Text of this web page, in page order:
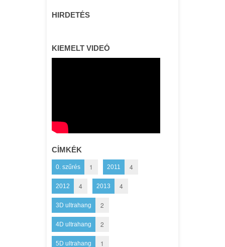
HIRDETÉS
KIEMELT VIDEÓ
CÍMKÉK
0. szűrés 1 2011 4
2012 4 2013 4
3D ultrahang 2
4D ultrahang 2
5D ultrahang 1